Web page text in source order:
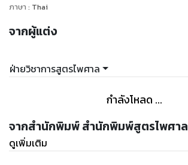
ภาษา : Thai
จากผู้แต่ง
ฝ่ายวิชาการสูตรไพศาล
กำลังโหลด ...
จากสำนักพิมพ์ สำนักพิมพ์สูตรไพศาล
ดูเพิ่มเติม